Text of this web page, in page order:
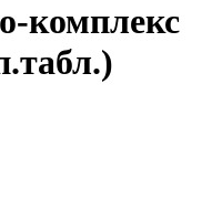
комплекс